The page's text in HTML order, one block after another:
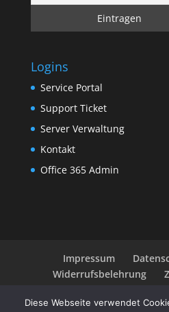
Logins
Service Portal
Support Ticket
Server Verwaltung
Kontakt
Office 365 Admin
Impressum
Widerrufsbelehrung
Diese Webseite verwendet